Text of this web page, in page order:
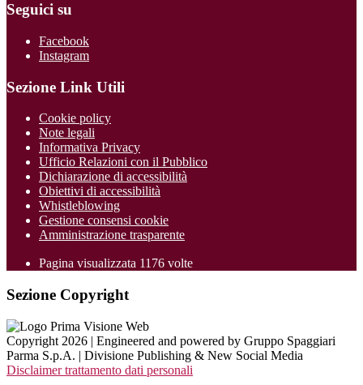
Seguici su
Facebook
Instagram
Sezione Link Utili
Cookie policy
Note legali
Informativa Privacy
Ufficio Relazioni con il Pubblico
Dichiarazione di accessibilità
Obiettivi di accessibilità
Whistleblowing
Gestione consensi cookie
Amministrazione trasparente
Pagina visualizzata 1176 volte
Sezione Copyright
Copyright 2026 | Engineered and powered by Gruppo Spaggiari
Parma S.p.A. | Divisione Publishing & New Social Media
Disclaimer trattamento dati personali